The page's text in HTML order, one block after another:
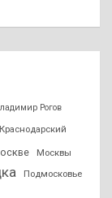
Рогов
Краснодарский
Москвы
Подмосковье